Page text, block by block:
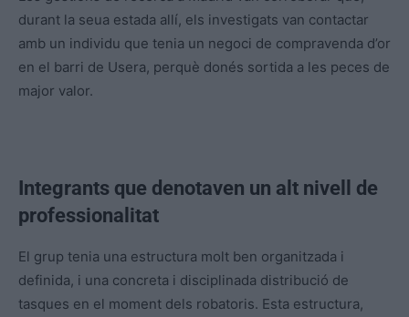
durant la seua estada allí, els investigats van contactar
amb un individu que tenia un negoci de compravenda d’or
en el barri de Usera, perquè donés sortida a les peces de
major valor.
Integrants que denotaven un alt nivell de
professionalitat
El grup tenia una estructura molt ben organitzada i
definida, i una concreta i disciplinada distribució de
tasques en el moment dels robatoris. Esta estructura,